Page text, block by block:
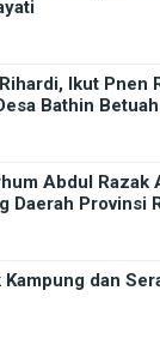
Ikut Pnen
Bathin Betuah
Abdul Razak
Daerah Provinsi
dan